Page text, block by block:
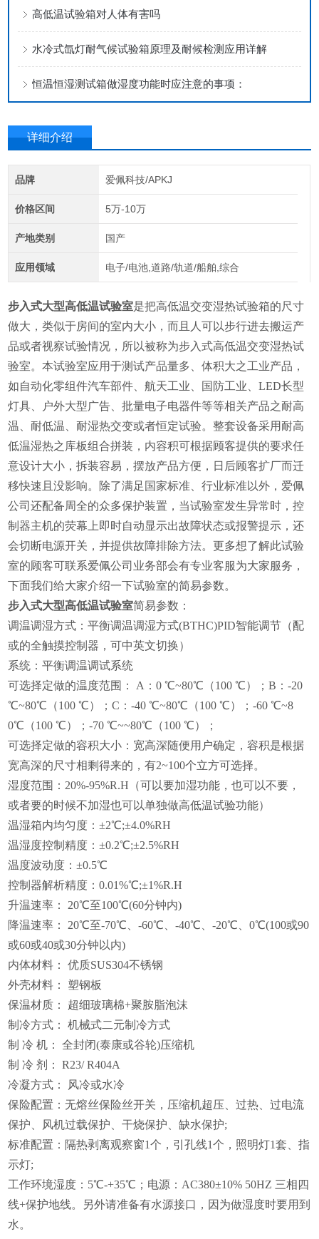
高低温试验箱对人体有害吗
水冷式氙灯耐气候试验箱原理及耐候检测应用详解
恒温恒湿测试箱做湿度功能时应注意的事项：
详细介绍
品牌 爱佩科技/APKJ
价格区间 5万-10万
产地类别 国产
应用领域 电子/电池,道路/轨道/船舶,综合
步入式大型高低温试验室是把高低温交变湿热试验箱的尺寸
做大，类似于房间的室内大小，而且人可以步行进去搬运产
品或者视察试验情况，所以被称为步入式高低温交变湿热试
验室。本试验室应用于测试产品量多、体积大之工业产品，
如自动化零组件汽车部件、航天工业、国防工业、LED长型
灯具、户外大型广告、批量电子电器件等等相关产品之耐高
温、耐低温、耐湿热交变或者恒定试验。整套设备采用耐高
低温湿热之库板组合拼装，内容积可根据顾客提供的要求任
意设计大小，拆装容易，摆放产品方便，日后顾客扩厂而迁
移快速且没影响。除了满足国家标准、行业标准以外，爱佩
公司还配备周全的众多保护装置，当试验室发生异常时，控
制器主机的荧幕上即时自动显示出故障状态或报警提示，还
会切断电源开关，并提供故障排除方法。更多想了解此试验
室的顾客可联系爱佩公司业务部会有专业客服为大家服务，
下面我们给大家介绍一下试验室的简易参数。
步入式大型高低温试验室简易参数：
调温调湿方式：平衡调温调湿方式(BTHC)PID智能调节（配
或的全触摸控制器，可中英文切换）
系统：平衡调温调试系统
可选择定做的温度范围： A：0 ℃~80℃（100 ℃）；B：-20
℃~80℃（100 ℃）；C：-40 ℃~80℃（100 ℃）；-60 ℃~8
0℃（100 ℃）；-70 ℃~~80℃（100 ℃）；
可选择定做的容积大小：宽高深随便用户确定，容积是根据
宽高深的尺寸相剩得来的，有2~100个立方可选择。
湿度范围：20%-95%R.H（可以要加湿功能，也可以不要，
或者要的时候不加湿也可以单独做高低温试验功能）
温湿箱内均匀度：±2℃;±4.0%RH
温湿度控制精度：±0.2℃;±2.5%RH
温度波动度：±0.5℃
控制器解析精度：0.01%℃;±1%R.H
升温速率： 20℃至100℃(60分钟内)
降温速率： 20℃至-70℃、-60℃、-40℃、-20℃、0℃(100或90
或60或40或30分钟以内)
内体材料： 优质SUS304不锈钢
外壳材料： 塑钢板
保温材质： 超细玻璃棉+聚胺脂泡沫
制冷方式： 机械式二元制冷方式
制 冷 机： 全封闭(泰康或谷轮)压缩机
制 冷 剂： R23/ R404A
冷凝方式： 风冷或水冷
保险配置：无熔丝保险丝开关，压缩机超压、过热、过电流
保护、风机过载保护、干烧保护、缺水保护;
标准配置：隔热剥离观察窗1个，引孔线1个，照明灯1套、指
示灯;
工作环境湿度：5℃-+35℃；电源：AC380±10% 50HZ 三相四
线+保护地线。另外请准备有水源接口，因为做湿度时要用到
水。